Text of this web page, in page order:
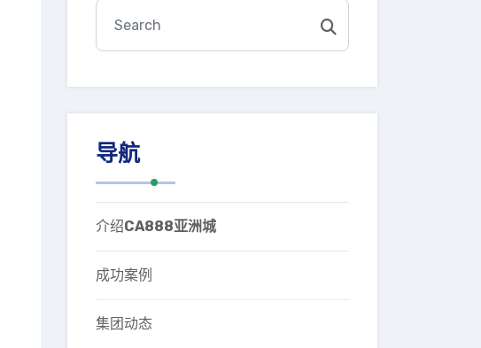
导航
介绍CA888亚洲城
成功案例
集团动态